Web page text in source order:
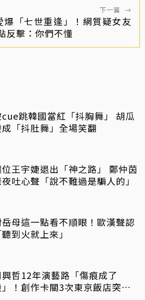
下一篇 →
爆「七世重逢」！網質疑女友
擊：你們不懂
跳韓國當紅「抖胸舞」 胡瓜
「抖肚舞」全場笑翻
位王宇婕退出「神之路」 鄭仲茵
吐心聲「說不難過是騙人的」
岳母這一點看不順眼！歐漢聲認
聽到火就上來」
興哲12年演藝路「傷痕成了
」！創作卡關3次東京飯店突找